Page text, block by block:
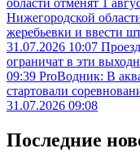
области отменят 1
Нижегородской
жеребьевки и ввести
31.07.2026 10:07
ограничат в эти
09:39 ProВодник: В
стартовали
31.07.2026 09:08
Последние